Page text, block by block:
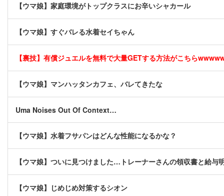
【ウマ娘】家庭環境がトップクラスにお辛いシャカール
【ウマ娘】すぐバレる水着セイちゃん
【裏技】有償ジュエルを無料で大量GETする方法がこちら
【ウマ娘】マンハッタンカフェ、バレてきたな
Uma Noises Out Of Context…
【ウマ娘】水着フサパンはどんな性能になるかな？
【ウマ娘】ついに見つけました…トレーナーさんの領収書と給与
【ウマ娘】じめじめ対策するシオン